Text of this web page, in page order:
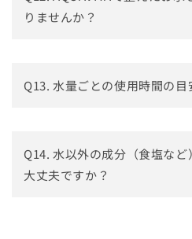
りませんか？
Q13. 水量ごとの使用時間の目
Q14. 水以外の成分（食塩な
大丈夫ですか？